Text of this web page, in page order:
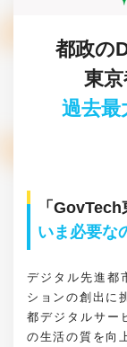
都政の
東
過去最
「
いま必要な
デジタル先進都
ションの創出に
都デジタルサー
の生活の質を向